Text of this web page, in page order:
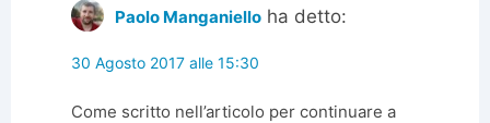
Paolo Manganiello ha detto:
30 Agosto 2017 alle 15:30
Come scritto nell’articolo per continuare a